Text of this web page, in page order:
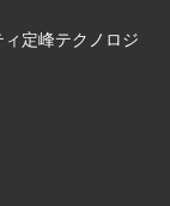
定峰テクノロジ